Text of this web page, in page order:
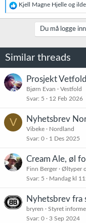
R
e
a
n
e
r
:
Kjell Magne Hjelle og
Du må logge
Similar threads
Prosjekt
Bjørn Evan
Vestfold
Svar 5 12 Feb 2026
V Nyhetsbrev
Vibeke
Nordland
Svar 0 1 Des 2025
Cream Ale, øl
Finn Berger
Øltyper
Svar 5 Mandag kl
Nyhetsbrev fra
bryren
Styret
Svar 0 3 Sep 2024